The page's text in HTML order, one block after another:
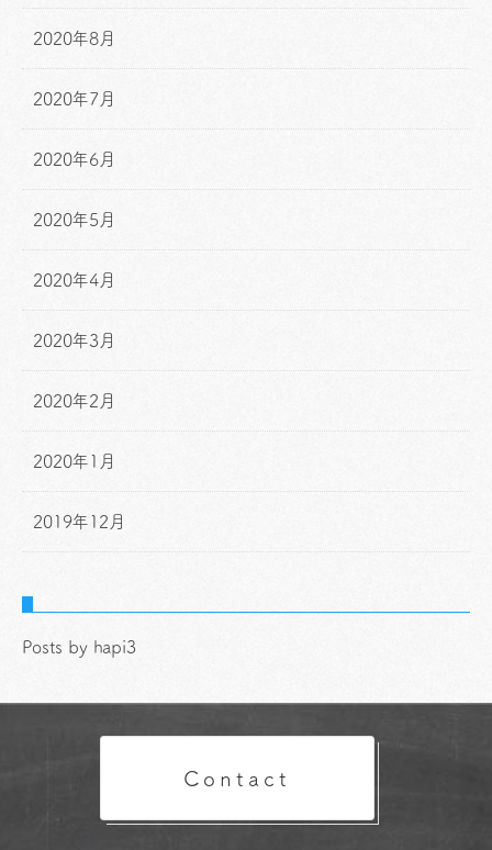
2020年8月
2020年7月
2020年6月
2020年5月
2020年4月
2020年3月
2020年2月
2020年1月
2019年12月
Posts by hapi3
Contact